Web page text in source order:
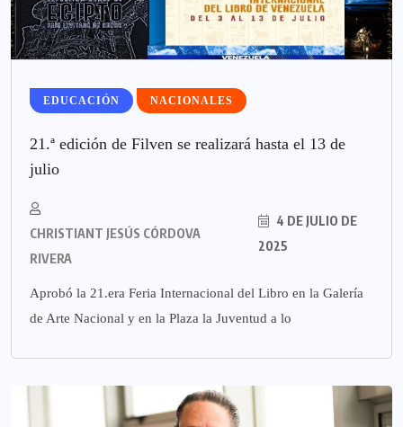
EDUCACIÓN NACIONALES
21.ª edición de Filven se realizará hasta el 13 de
julio
CHRISTIANT JESÚS CÓRDOVA
RIVERA
4 DE JULIO DE
2025
Aprobó la 21.era Feria Internacional del Libro en la Galería
de Arte Nacional y en la Plaza la Juventud a lo